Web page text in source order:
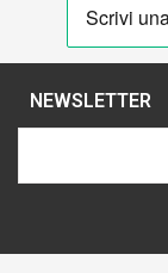
NEWSLETTER